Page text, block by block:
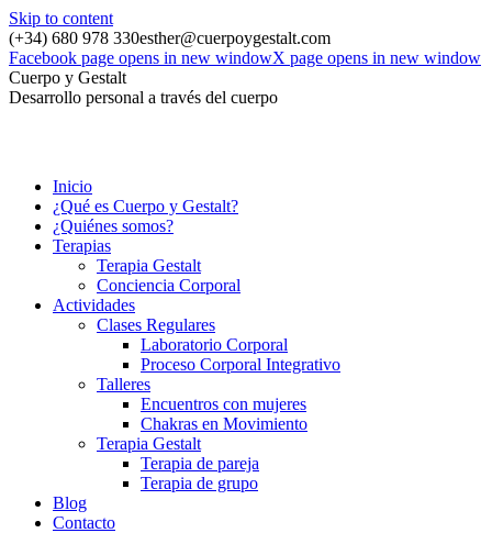
Skip to content
(+34) 680 978 330esther@cuerpoygestalt.com
Facebook page opens in new windowX page opens in new window
Cuerpo y Gestalt
Desarrollo personal a través del cuerpo
Inicio
¿Qué es Cuerpo y Gestalt?
¿Quiénes somos?
Terapias
Terapia Gestalt
Conciencia Corporal
Actividades
Clases Regulares
Laboratorio Corporal
Proceso Corporal Integrativo
Talleres
Encuentros con mujeres
Chakras en Movimiento
Terapia Gestalt
Terapia de pareja
Terapia de grupo
Blog
Contacto